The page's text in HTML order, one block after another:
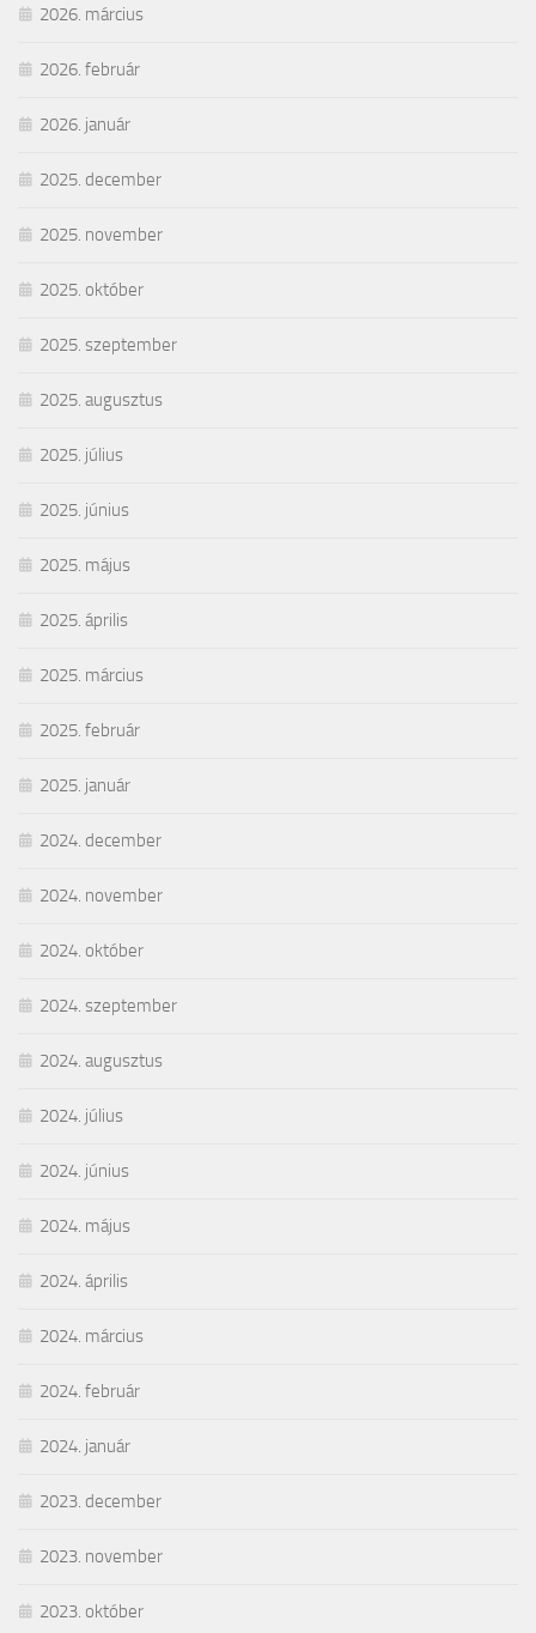
2026. március
2026. február
2026. január
2025. december
2025. november
2025. október
2025. szeptember
2025. augusztus
2025. július
2025. június
2025. május
2025. április
2025. március
2025. február
2025. január
2024. december
2024. november
2024. október
2024. szeptember
2024. augusztus
2024. július
2024. június
2024. május
2024. április
2024. március
2024. február
2024. január
2023. december
2023. november
2023. október